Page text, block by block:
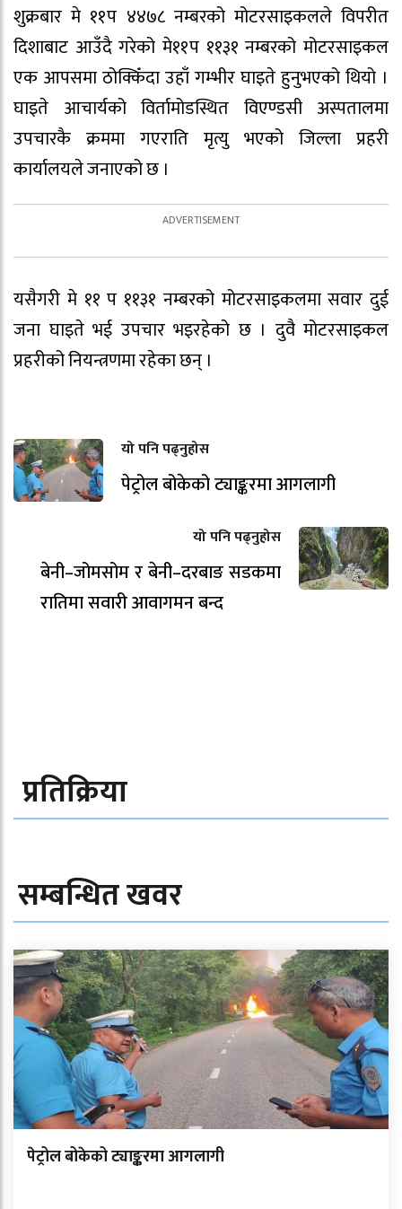
शुक्रबार मे ११प ४४७८ नम्बरको मोटरसाइकलले विपरीत
दिशाबाट आउँदै गरेको मे११प ११३१ नम्बरको मोटरसाइकल
एक आपसमा ठोक्किँदा उहाँ गम्भीर घाइते हुनुभएको थियो ।
घाइते आचार्यको विर्तामोडस्थित विएण्डसी अस्पतालमा
उपचारकै क्रममा गएराति मृत्यु भएको जिल्ला प्रहरी
कार्यालयले जनाएको छ ।
यसैगरी मे ११ प ११३१ नम्बरको मोटरसाइकलमा सवार दुई
जना घाइते भई उपचार भइरहेको छ । दुवै मोटरसाइकल
प्रहरीको नियन्त्रणमा रहेका छन् ।
यो पनि पढ्नुहोस
पेट्रोल बोकेको ट्याङ्करमा आगलागी
यो पनि पढ्नुहोस
बेनी–जोमसोम र बेनी–दरबाङ सडकमा
रातिमा सवारी आवागमन बन्द
प्रतिक्रिया
सम्बन्धित खवर
पेट्रोल बोकेको ट्याङ्करमा आगलागी